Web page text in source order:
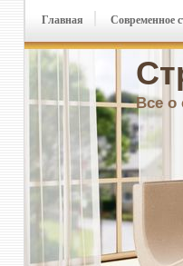
Все о
Главная Современное